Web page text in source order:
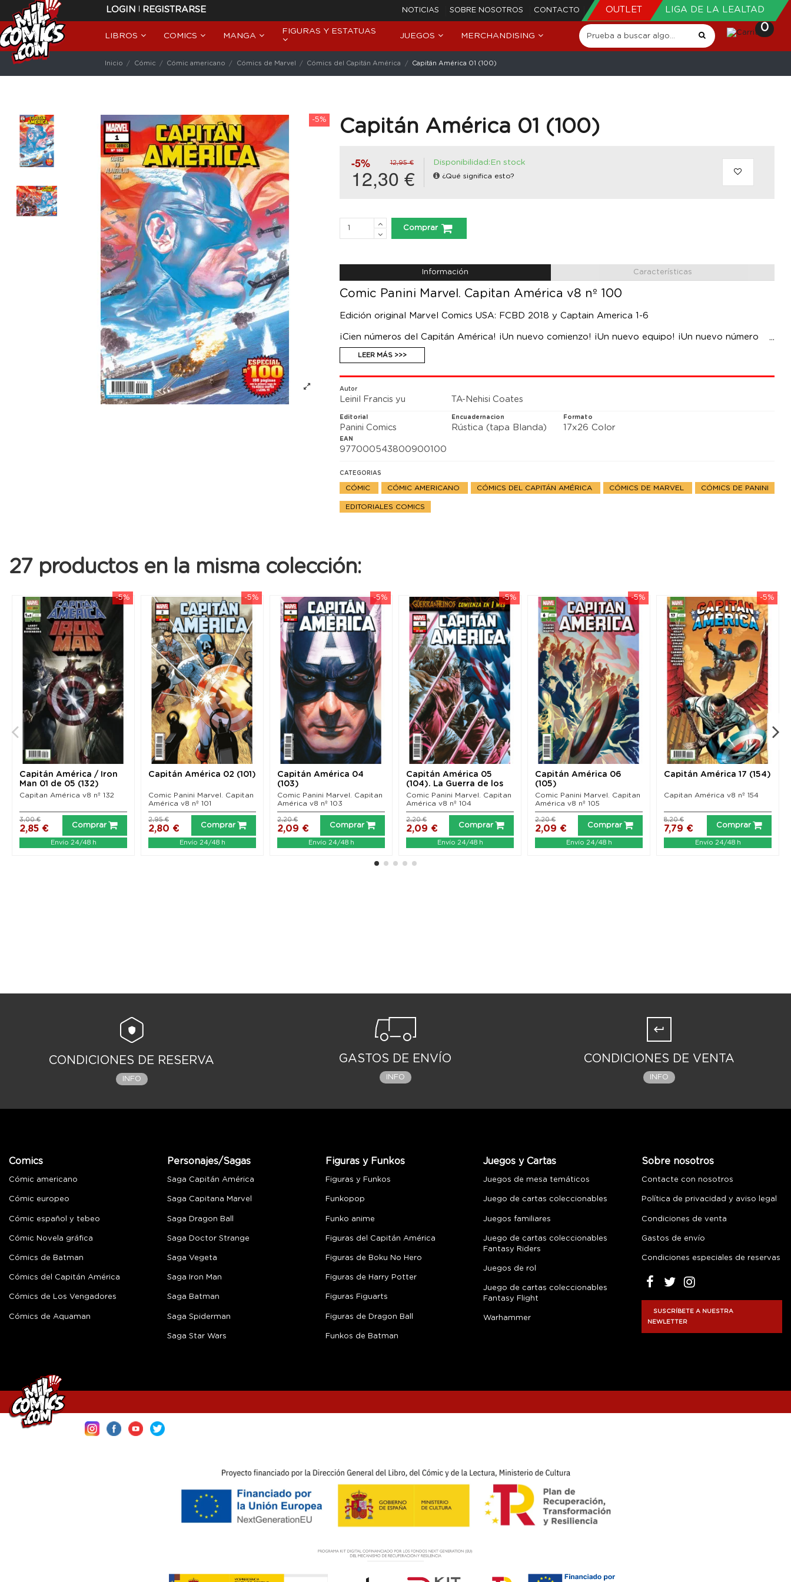
LOGIN | REGISTRARSE NOTICIAS SOBRE NOSOTROS CONTACTO OUTLET LIGA DE LA LEALTAD
LIBROS COMICS MANGA
FIGURAS Y ESTATUAS
JUEGOS MERCHANDISING
0
Inicio Cómic Cómic americano Cómics de Marvel Cómics del Capitán América Capitán América 01 (100)
-5% Capitán América 01 (100)
-5% 12,95 €
12,30 €
Disponibilidad:En stock
¿Qué significa esto?
Comprar
Información Características
Comic Panini Marvel. Capitan América v8 nº 100
Edición original Marvel Comics USA: FCBD 2018 y Captain America 1-6
¡Cien números del Capitán América! ¡Un nuevo comienzo! ¡Un nuevo equipo! ¡Un nuevo número
uno! Con “Invierno en América”, el primer arco de la alucinante etapa de Ta-Nehisi Coates y Leinil
Francis Yu. En un momento trascendental, el Centinela de la Libertad se enfrenta a un enemigo
LEER MÁS >>>
Autor
Leinil Francis yu TA-Nehisi Coates
Editorial
Panini Comics
Encuadernacion
Rústica (tapa Blanda)
Formato
17x26 Color
EAN
977000543800900100
CATEGORIAS
CÓMIC CÓMIC AMERICANO CÓMICS DEL CAPITÁN AMÉRICA CÓMICS DE MARVEL CÓMICS DE PANINI
EDITORIALES COMICS
27 productos en la misma colección:
-5%
Capitán América / Iron
Man 01 de 05 (132)
Capitan América v8 nº 132
2,85 €
3,00 €
Comprar
Envío 24/48 h
-5%
Capitán América 02 (101)
Comic Panini Marvel. Capitan
América v8 nº 101
2,80 €
2,95 €
Comprar
Envío 24/48 h
-5%
Capitán América 04
(103)
Comic Panini Marvel. Capitan
América v8 nº 103
2,09 €
2,20 €
Comprar
Envío 24/48 h
-5%
Capitán América 05
(104). La Guerra de los
Reinos comienza en...
Comic Panini Marvel. Capitan
América v8 nº 104
2,09 €
2,20 €
Comprar
Envío 24/48 h
-5%
Capitán América 06
(105)
Comic Panini Marvel. Capitan
América v8 nº 105
2,09 €
2,20 €
Comprar
Envío 24/48 h
-5%
Capitán América 17 (154)
Capitan América v8 nº 154
7,79 €
8,20 €
Comprar
Envío 24/48 h
CONDICIONES DE RESERVA
INFO
GASTOS DE ENVÍO
INFO
CONDICIONES DE VENTA
INFO
Comics
Cómic americano
Cómic europeo
Cómic español y tebeo
Cómic Novela gráfica
Cómics de Batman
Cómics del Capitán América
Cómics de Los Vengadores
Cómics de Aquaman
Personajes/Sagas
Saga Capitán América
Saga Capitana Marvel
Saga Dragon Ball
Saga Doctor Strange
Saga Vegeta
Saga Iron Man
Saga Batman
Saga Spiderman
Saga Star Wars
Figuras y Funkos
Figuras y Funkos
Funkopop
Funko anime
Figuras del Capitán América
Figuras de Boku No Hero
Figuras de Harry Potter
Figuras Figuarts
Figuras de Dragon Ball
Funkos de Batman
Juegos y Cartas
Juegos de mesa temáticos
Juego de cartas coleccionables
Juegos familiares
Juego de cartas coleccionables
Fantasy Riders
Juegos de rol
Juego de cartas coleccionables
Fantasy Flight
Warhammer
Sobre nosotros
Contacte con nosotros
Política de privacidad y aviso legal
Condiciones de venta
Gastos de envío
Condiciones especiales de reservas
SUSCRÍBETE A NUESTRA
NEWLETTER